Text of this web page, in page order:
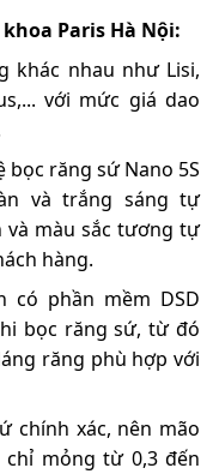
Paris Hà Nội:
khác nhau như Lisi,
với mức giá dao
răng sứ Nano 5S
và trắng sáng tự
và màu sắc tương tự
hàng.
có phần mềm DSD
bọc răng sứ, từ đó
răng phù hợp với
chính xác, nên mão
mỏng từ 0,3 đến